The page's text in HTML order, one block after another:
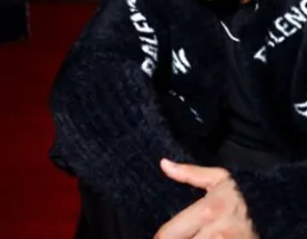
फिल्म
‘सिकंदर’